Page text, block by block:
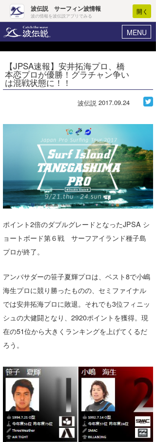
波伝説 サーフィン波情報
波の情報を波伝説アプリでみる
開く
MENU
ヘルプ マイホーム
ログイン
波予想ツール
気象情報
ニュース
サーフィンエリアガイド
会員メニュー
今月のプレゼント
【JPSA速報】安井拓海プロ、橋
本恋プロが優勝！グラチャン争い
は混戦状態に！！
波伝説 2017.09.24
ポイント2倍のダブルグレードとなったJPSA シ
ョートボード第６戦 サーフアイランド種子島
プロが終了。
アンバサダーの笹子夏輝プロは、ベスト8で小嶋
海生プロに競り勝ったものの、セミファイナル
では安井拓海プロに敗退。それでも3位フィニッ
シュの大健闘となり、2920ポイントを獲得。現
在の51位から大きくランキングを上げてくるだ
ろう。
Core Surf Japan
コンテスト
ファッション/グッズ
アート＆エンタメ
コラム
トラベル
ショップ情報
ショップ情報
湘南
千葉南
大阪
四国
ウラナミ
お知らせ
その他
VOTE!
サーファーズ
ライター/寄稿メディア